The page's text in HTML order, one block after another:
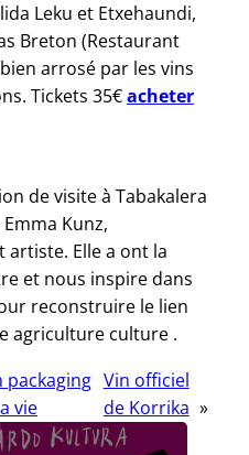
Leku et Etxehaundi,
Breton (Restaurant
arrosé par les vins
Tickets 35€acheter
de visite à Tabakalera
Kunz,
Elle a ont la
et nous inspire dans
reconstruire le lien
agriculture culture .
packaging
vie
Vin officiel
de Korrika »